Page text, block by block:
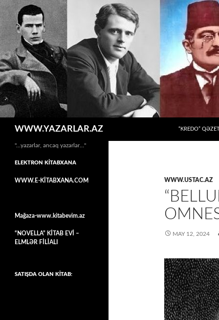
WWW.YAZARLAR.AZ
“KREDO”
WWW.USTAC.AZ
MAY 12, 2024
"…yazarlar, ancaq yazarlar…"
ELEKTRON KİTABXANA
WWW.E-KİTABXANA.COM
Mağaza-www.kitabevim.az
“NOVELLA” KİTAB EVİ –
ELMLƏR FİLİALI
SATIŞDA OLAN KİTAB: